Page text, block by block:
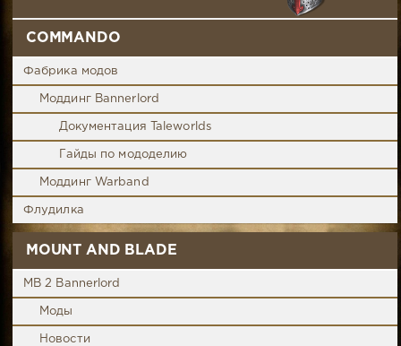
COMMANDO
Фабрика модов
Моддинг Bannerlord
Документация Taleworlds
Гайды по мододелию
Моддинг Warband
Флудилка
MOUNT AND BLADE
MB 2 Bannerlord
Моды
Новости